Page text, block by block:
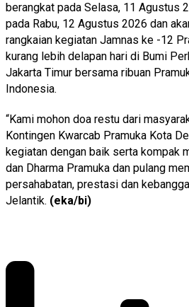
berangkat pada Selasa, 11 Agustus
pada Rabu, 12 Agustus 2026 dan
rangkaian kegiatan Jamnas ke -12
kurang lebih delapan hari di Bumi
Jakarta Timur bersama ribuan
Indonesia.
“Kami mohon doa restu dari
Kontingen Kwarcab Pramuka Kota
kegiatan dengan baik serta kompak
dan Dharma Pramuka dan pulang
persahabatan, prestasi dan
Jelantik. (eka/bi)